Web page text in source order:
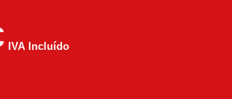
IVA Incluído